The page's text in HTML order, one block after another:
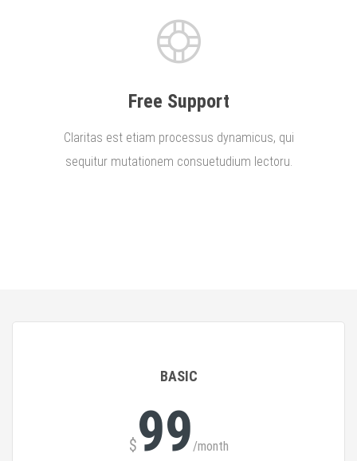
Free Support
Claritas est etiam processus dynamicus, qui
sequitur mutationem consuetudium lectoru.
BASIC
$99/month